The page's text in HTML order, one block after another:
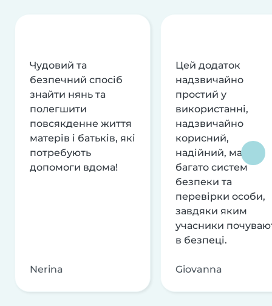
Чудовий та
безпечний спосіб
знайти нянь та
полегшити
повсякденне життя
матерів і батьків, які
потребують
допомоги вдома!
Nerina
Цей додаток
надзвичайно
простий у
використанні,
надзвичайно
корисний,
надійний, має
багато систем
безпеки та
перевірки особи,
завдяки яким
учасники
в безпеці.
Giovanna